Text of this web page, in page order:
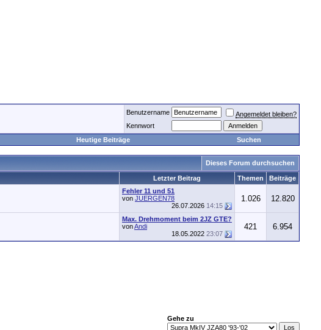
Benutzername
Angemeldet bleiben?
Kennwort
Heutige Beiträge Suchen
Dieses Forum durchsuchen
Letzter Beitrag Themen Beiträge
Fehler 11 und 51
von JUERGEN78
26.07.2026 14:15
1.026 12.820
Max. Drehmoment beim 2JZ GTE?
vonAndi
18.05.2022 23:07
421 6.954
Gehe zu